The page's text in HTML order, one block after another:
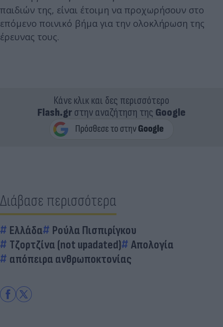
παιδιών της, είναι έτοιμη να προχωρήσουν στο
επόμενο ποινικό βήμα για την ολοκλήρωση της
έρευνας τους.
Κάνε κλικ και δες περισσότερο
Flash.grστην αναζήτηση της Google
Διάβασε περισσότερα
Ελλάδα
Ρούλα Πισπιρίγκου
Τζορτζίνα (not upadated)
Απολογία
απόπειρα ανθρωποκτονίας